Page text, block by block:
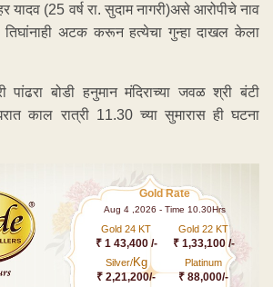
यादव (25 वर्ष रा. सुदाम नागरी)असे आरोपीचे नाव
तिघांनाही अटक करून हत्येचा गुन्हा दाखल केला
पांढरा बोडी हनुमान मंदिराच्या जवळ श्री बंटी
काल रात्री 11.30 च्या सुमारास ही घटना
Gold Rate
Aug 4 ,2026 - Time 10.30Hrs
Gold 24 KT
₹ 1 43,400 /-
Gold 22 KT
₹ 1,33,100 /-
Silver/Kg
₹ 2,21,200/-
Platinum
₹ 88,000/-